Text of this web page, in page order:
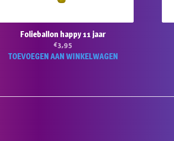
Folieballon happy 11 jaar
€3,95
TOEVOEGEN AAN WINKELWAGEN